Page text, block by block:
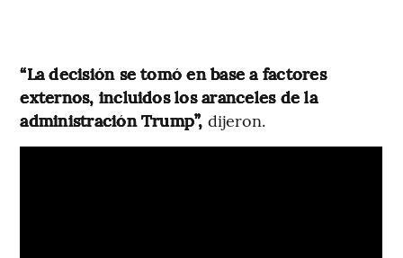
“La decisión se tomó en base a factores
externos, incluidos los aranceles de la
administración Trump”, dijeron.